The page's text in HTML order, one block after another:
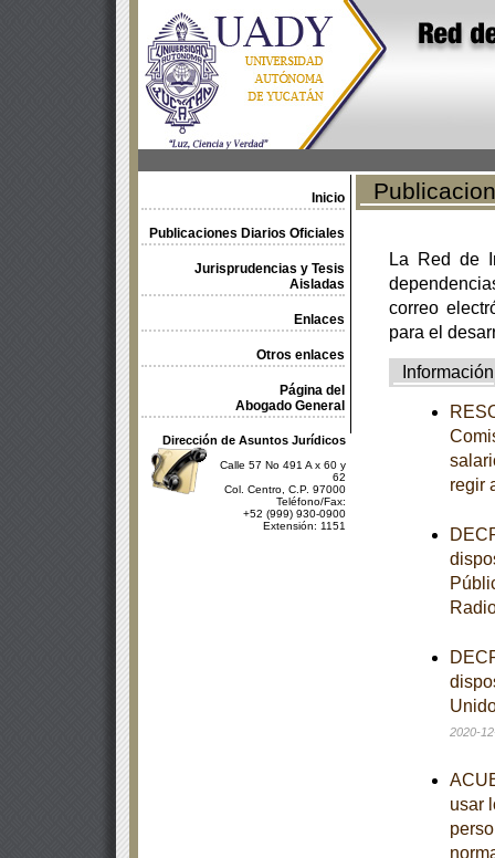
Inicio
Publicaciones Diarios Oficiales
Jurisprudencias y Tesis
Aisladas
Enlaces
Otros enlaces
Página del
Abogado General
Dirección de Asuntos Jurídicos
Calle 57 No 491 A x 60 y
62
Col. Centro, C.P. 97000
Teléfono/Fax:
+52 (999) 930-0900
Extensión: 1151
La Red de
correo
para el
Información
regir
2020-
usar